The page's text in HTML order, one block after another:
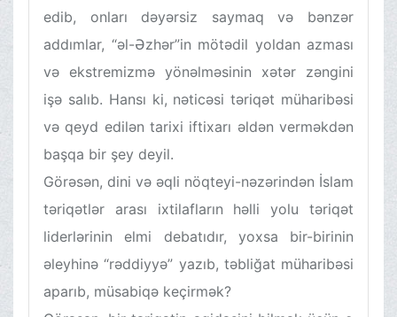
edib, onları dəyərsiz saymaq və bənzər
addımlar, “əl-Əzhər”in mötədil yoldan azması
və ekstremizmə yönəlməsinin xətər zəngini
işə salıb. Hansı ki, nəticəsi təriqət müharibəsi
və qeyd edilən tarixi iftixarı əldən verməkdən
başqa bir şey deyil.
Görəsən, dini və əqli nöqteyi-nəzərindən İslam
təriqətlər arası ixtilafların həlli yolu təriqət
liderlərinin elmi debatıdır, yoxsa bir-birinin
əleyhinə “rəddiyyə” yazıb, təbliğat müharibəsi
aparıb, müsabiqə keçirmək?